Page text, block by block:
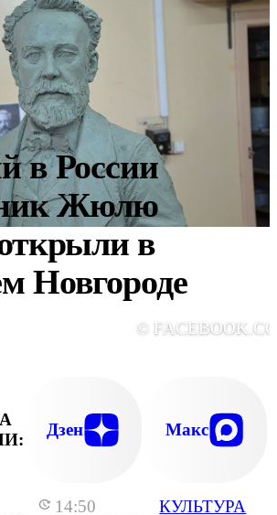
14:50
КУЛЬТУРА
в России
Жюлю
в
Новгороде
©
Дзен Макс